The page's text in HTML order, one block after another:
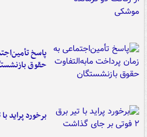
پاسخ
حقوق
برخورد پراید با تیر برق ۲